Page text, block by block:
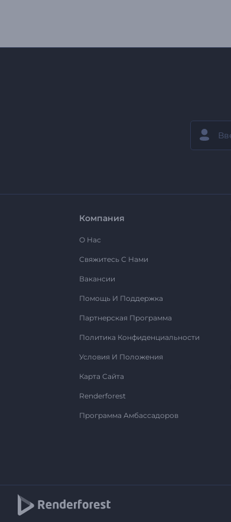
Компания
О Нас
Свяжитесь С Нами
Вакансии
Помощь И Поддержка
Партнерская Программа
Политика Конфиденциальности
Условия И Положения
Карта Сайта
Renderforest
Программа Амбассадоров